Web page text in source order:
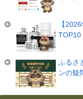
【
TOP10
ふるさ
ンの疑